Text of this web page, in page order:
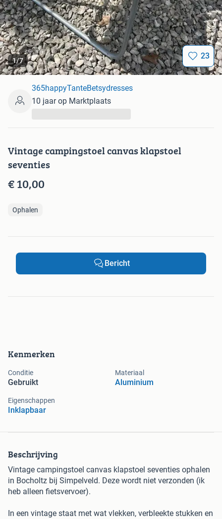
1/7 23
Kenmerken
Conditie
Gebruikt
Materiaal
Aluminium
Eigenschappen
Inklapbaar
Beschrijving
Vintage campingstoel canvas klapstoel seventies ophalen
in Bocholtz bij Simpelveld. Deze wordt niet verzonden (ik
heb alleen fietsvervoer).
In een vintage staat met wat vlekken, verbleekte stukken en
Vintage campingstoel canvas klapstoel
seventies
€ 10,00
Ophalen
365happyTanteBetsydresses
10 jaar op Marktplaats
Bericht